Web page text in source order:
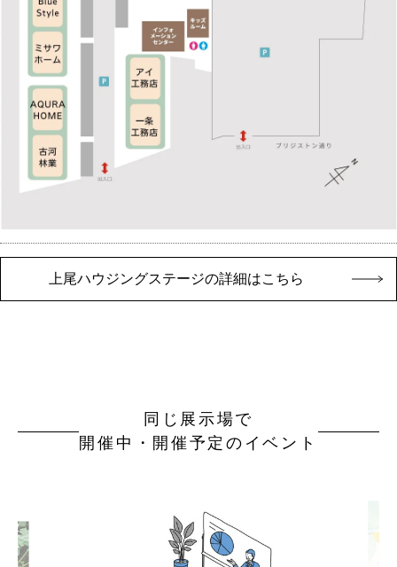
上尾ハウジングステージの詳細はこちら
同じ展示場で
開催中・開催予定のイベント